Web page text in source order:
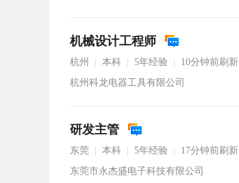
机械设计工程师
杭州 本科 5年经验
10分钟前刷新
杭州科龙电器工具有限公司
研发主管
东莞 本科 5年经验
17分钟前刷新
东莞市永杰盛电子科技有限公司